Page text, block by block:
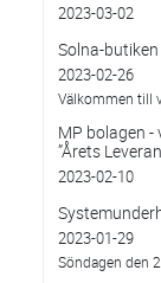
2023-03-02
Solna-
2023-02-26
Välkommen till
MP bolagen
”Årets
2023-02-10
2023-01-29
Söndagen den